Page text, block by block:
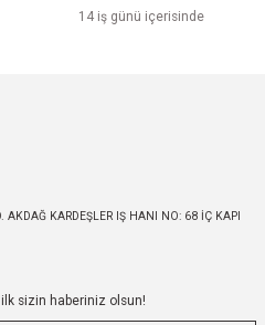
14 iş günü içerisinde
KARDEŞLER IŞ HANI NO: 68 İÇ KAPI
sizin haberiniz olsun!